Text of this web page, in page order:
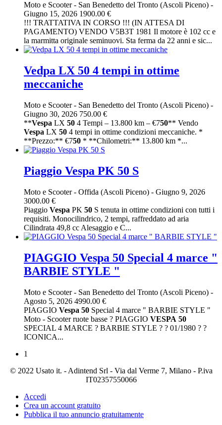
Moto e Scooter- San Benedetto del Tronto (Ascoli Piceno) -
Giugno 15, 2026 1900.00 €
!!! TRATTATIVA IN CORSO !!! (IN ATTESA DI
PAGAMENTO) VENDO V5B3T 1981 Il motore è 102 cc e
la marmitta originale seminuovi. Sta ferma da 22 anni e sic...
Vedpa LX 50 4 tempi in ottime
meccaniche
Moto e Scooter- San Benedetto del Tronto (Ascoli Piceno) -
Giugno 30, 2026 750.00 €
**Vespa LX 50 4 Tempi – 13.800 km – €750** Vendo
Vespa LX 50 4 tempi in ottime condizioni meccaniche. *
**Prezzo:** €750 * **Chilometri:** 13.800 km *...
Piaggio Vespa PK 50 S
Moto e Scooter- Offida (Ascoli Piceno) - Giugno 9, 2026
3000.00 €
Piaggio Vespa PK 50 S tenuta in ottime condizioni con tutti i
requisiti. Monocilindrico, 2 tempi, raffreddato ad aria
Cilindrata 49,8 cc Alesaggio e C...
PIAGGIO Vespa 50 Special 4 marce "
BARBIE STYLE "
Moto e Scooter- San Benedetto del Tronto (Ascoli Piceno) -
Agosto 5, 2026 4990.00 €
PIAGGIO Vespa 50 Special 4 marce " BARBIE STYLE "
Moto - Scooter ruote basse ? PIAGGIO VESPA 50
SPECIAL 4 MARCE ? BARBIE STYLE ? ? 01/1980 ? ?
ICONICA...
1
© 2022 Usato it. - Adintend Srl - Via dal Verme 7, Milano - P.iva
IT02357550066
Accedi
Crea un account gratuito
Pubblica il tuo annuncio gratuitamente